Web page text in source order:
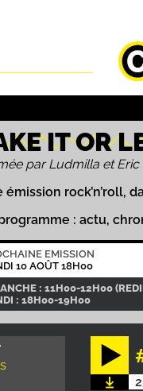
IT OR
par Ludmilla et Eric
émission rock’n’roll,
: actu,
EMISSION
10 AOÛT 18H00
: 11H00-12H00
: 18H00-19H00